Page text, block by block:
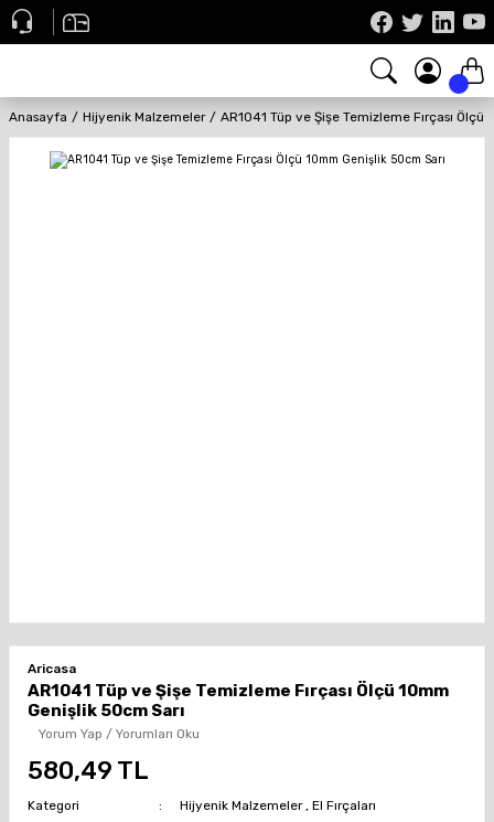
Anasayfa Hijyenik Malzemeler AR1041 Tüp ve Şişe Temizleme Fırçası Ölçü
Aricasa
AR1041 Tüp ve Şişe Temizleme Fırçası Ölçü 10mm
Genişlik 50cm Sarı
Yorum Yap / Yorumları Oku
580,49 TL
Kategori Hijyenik Malzemeler ,El Fırçaları